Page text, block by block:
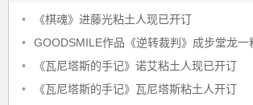
•
《棋魂》进藤光粘土人现已开订
•
GOODSMILE作品《逆转裁判》成步堂龙一
•
《瓦尼塔斯的手记》诺艾粘土人现已开订
•
《瓦尼塔斯的手记》瓦尼塔斯粘土人开订